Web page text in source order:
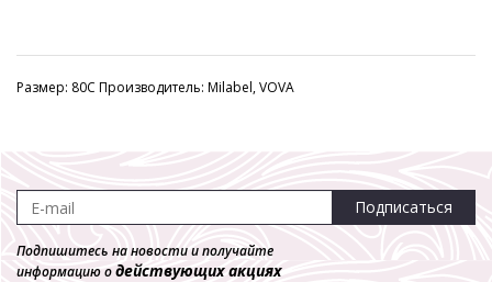
Размер: 80C Производитель: Milabel, VOVA
Подписаться
Подпишитесь на новости и получайте
информацию одействующих акциях